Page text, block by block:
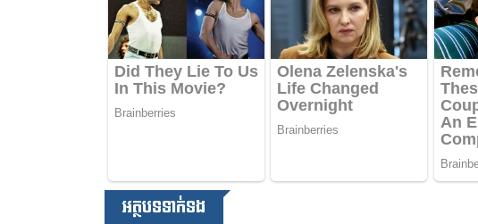
អត្ថបទទាក់ទង